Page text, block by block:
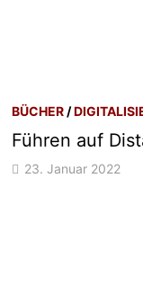
BÜCHER /
Führen auf
23. Januar 2022